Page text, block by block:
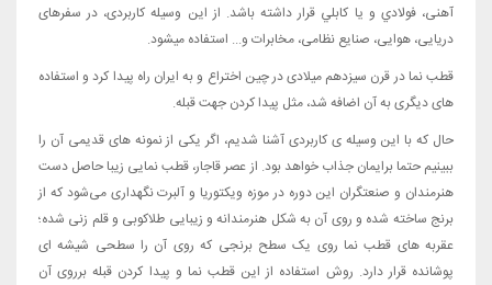
آهنی، فولادي و يا كابلي قرار داشته باشد. از این وسیله کاربردی، در سفرهای
دریایی، هوایی، صنایع نظامی، مخابرات و... استفاده میشود.
قطب نما در قرن سیزدهم میلادی در چین اختراع و به ایران راه پیدا کرد و استفاده
های دیگری به آن اضافه شد، مثل پیدا کردن جهت قبله.
حال که با این وسیله ی کاربردی آشنا شدیم، اگر یکی از نمونه های قدیمی آن را
ببینیم حتما برایمان جذاب خواهد بود. از عصر قاجار، قطب نمایی زیبا حاصل دست
هنرمندان و صنعتگران این دوره در موزه ویکتوریا و آلبرت نگهداری می‌شود که از
برنج ساخته شده و روی آن به شکل هنرمندانه و زیبایی طلاکوبی و قلم زنی شده؛
عقربه های قطب نما روی یک سطح برنجی که روی آن را سطحی شیشه ای
پوشانده قرار دارد. روش استفاده از این قطب نما و پیدا کردن قبله برروی آن